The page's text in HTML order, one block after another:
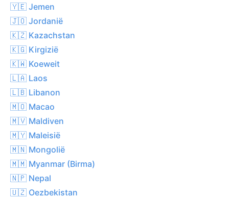
🇾🇪 Jemen
🇯🇴 Jordanië
🇰🇿 Kazachstan
🇰🇬 Kirgizië
🇰🇼 Koeweit
🇱🇦 Laos
🇱🇧 Libanon
🇲🇴 Macao
🇲🇻 Maldiven
🇲🇾 Maleisië
🇲🇳 Mongolië
🇲🇲 Myanmar (Birma)
🇳🇵 Nepal
🇺🇿 Oezbekistan